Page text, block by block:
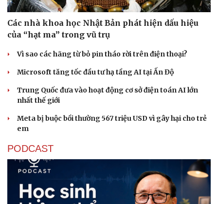
Các nhà khoa học Nhật Bản phát hiện dấu hiệu
của “hạt ma” trong vũ trụ
Vì sao các hãng từ bỏ pin tháo rời trên điện thoại?
Microsoft tăng tốc đầu tư hạ tầng AI tại Ấn Độ
Trung Quốc đưa vào hoạt động cơ sở điện toán AI lớn
nhất thế giới
Meta bị buộc bồi thường 567 triệu USD vì gây hại cho trẻ
em
PODCAST